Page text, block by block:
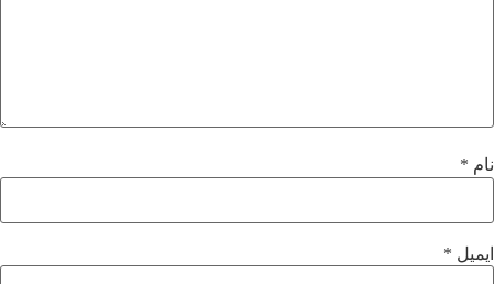
نام *
ایمیل *